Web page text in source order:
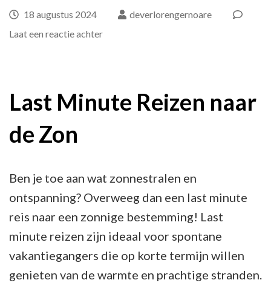
18 augustus 2024
deverlorengernoare
Laat een reactie achterop
Winter:
Zon!
Last Minute Reizen naar
de Zon
Ben je toe aan wat zonnestralen en
ontspanning? Overweeg dan een last minute
reis naar een zonnige bestemming! Last
minute reizen zijn ideaal voor spontane
vakantiegangers die op korte termijn willen
genieten van de warmte en prachtige stranden.